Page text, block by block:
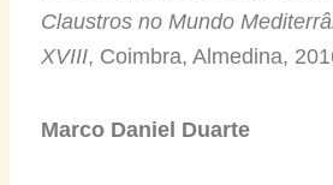
Claustros no Mundo
XVIII, Coimbra, Almedina,
Marco Daniel Duarte